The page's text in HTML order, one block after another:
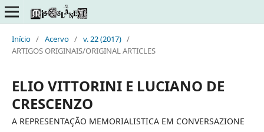
Início / Acervo / v. 22 (2017) /
ARTIGOS ORIGINAIS/ORIGINAL ARTICLES
ELIO VITTORINI E LUCIANO DE
CRESCENZO
A REPRESENTAÇÃO MEMORIALISTICA EM CONVERSAZIONE